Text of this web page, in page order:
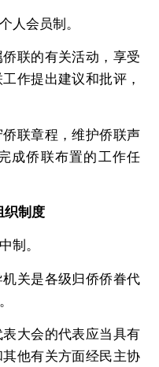
会员制。
联的有关活动，享受
作提出建议和批评，
联章程，维护侨联声
成侨联布置的工作任
织制度
。
关是各级归侨侨眷代
大会的代表应当具有
他有关方面经民主协